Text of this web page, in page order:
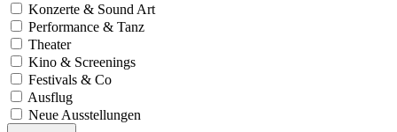
Konzerte & Sound Art
Performance & Tanz
Theater
Kino & Screenings
Festivals & Co
Ausflug
Neue Ausstellungen